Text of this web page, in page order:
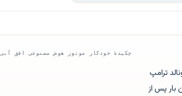
چکیدهٔ خودکار موتور هوش مصنوعی افق آبی
ترامپ
بار پس از